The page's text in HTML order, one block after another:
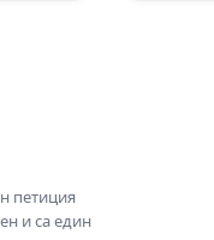
петиция
и са един